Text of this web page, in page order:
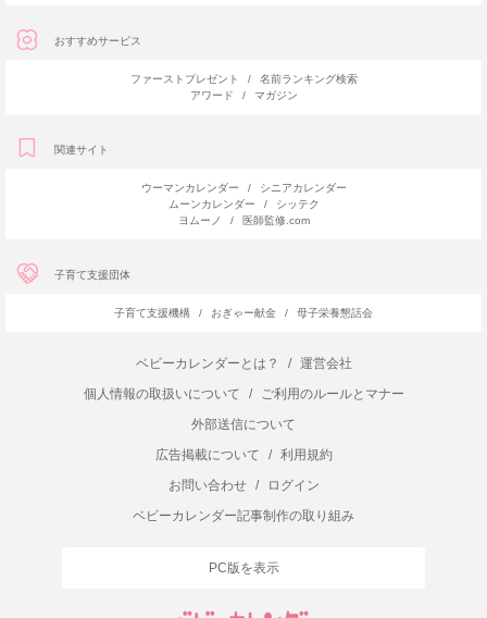
おすすめサービス
ファーストプレゼント /
名前ランキング検索
アワード
/ マガジン
関連サイト
ウーマンカレンダー /
シニアカレンダー
ムーンカレンダー
/
シッテク
ヨムーノ
/ 医師監修.com
子育て支援団体
子育て支援機構 / おぎゃー献金 / 母子栄養懇話会
ベビーカレンダーとは？ /
運営会社
個人情報の取扱いについて
/
ご利用のルールとマナー
外部送信について
広告掲載について
/
利用規約
お問い合わせ
/
ログイン
ベビーカレンダー記事制作の取り組み
PC版を表示